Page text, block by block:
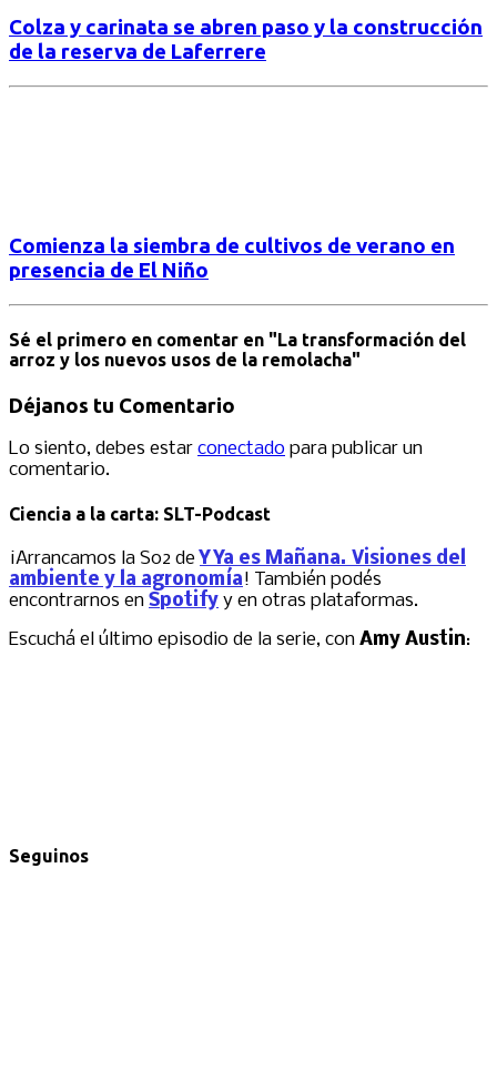
Colza y carinata se abren paso y la construcción
de la reserva de Laferrere
Comienza la siembra de cultivos de verano en
presencia de El Niño
Sé el primero en comentar en "La transformación del
arroz y los nuevos usos de la remolacha"
Déjanos tu Comentario
Lo siento, debes estar conectado para publicar un
comentario.
Ciencia a la carta: SLT-Podcast
¡Arrancamos la S02 deY Ya es Mañana. Visiones del
ambiente y la agronomía! También podés
encontrarnos en Spotify y en otras plataformas.
Escuchá el último episodio de la serie, con Amy Austin:
Seguinos